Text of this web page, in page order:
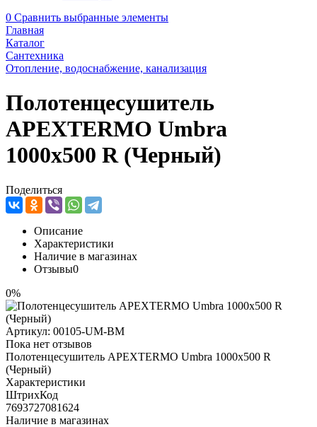
0 Сравнить выбранные элементы
Главная
Каталог
Сантехника
Отопление, водоснабжение, канализация
Полотенцесушитель
APEXTERMO Umbra
1000x500 R (Черный)
Поделиться
Описание
Характеристики
Наличие в магазинах
Отзывы0
0%
Артикул: 00105-UM-BM
Пока нет отзывов
Полотенцесушитель APEXTERMO Umbra 1000x500 R
(Черный)
Характеристики
ШтрихКод
7693727081624
Наличие в магазинах